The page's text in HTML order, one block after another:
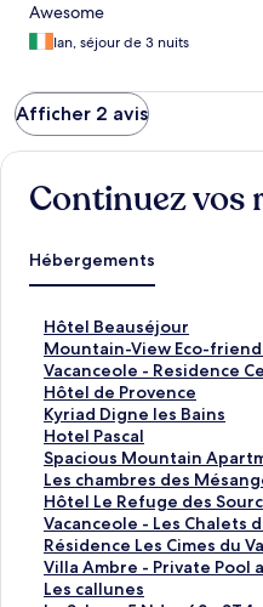
Awesome
Ian, séjour de 3 nuits
Afficher 2 avis
Continuez vos
Hébergements
Hôtel Beauséjour
L
i
e
n
o
u
v
r
a
n
t
l
a
Mountain-View Eco-
L
i
e
n
o
u
v
r
a
n
t
l
Vacanceole - Residence
L
i
e
n
o
u
v
r
a
n
t
Hôtel de Provence
L
i
e
n
o
u
v
r
a
n
Kyriad Digne les Bains
L
i
e
n
o
u
v
r
a
Hotel Pascal
L
i
e
n
o
u
v
r
Spacious Mountain
L
i
e
n
o
u
v
Les chambres des
L
i
e
n
o
u
Hôtel Le Refuge des
L
i
e
n
o
Vacanceole - Les Chalets
L
i
e
n
Résidence Les Cimes du
L
i
e
Villa Ambre - Private Pool
L
iLes callunes
L